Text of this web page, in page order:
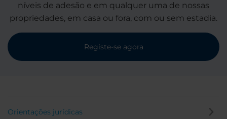
níveis de adesão e em qualquer uma de nossas
propriedades, em casa ou fora, com ou sem estadia.
Registe-se agora
Orientações jurídicas